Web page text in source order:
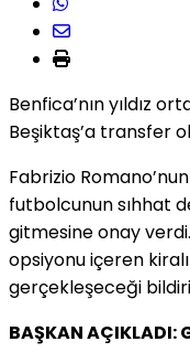
Benfica’nın yıldız
Beşiktaş’a transfer
Fabrizio
futbolcunun sıhhat
gitmesine onay
opsiyonu içeren
gerçekleşeceği
BAŞKAN AÇIKLADI: